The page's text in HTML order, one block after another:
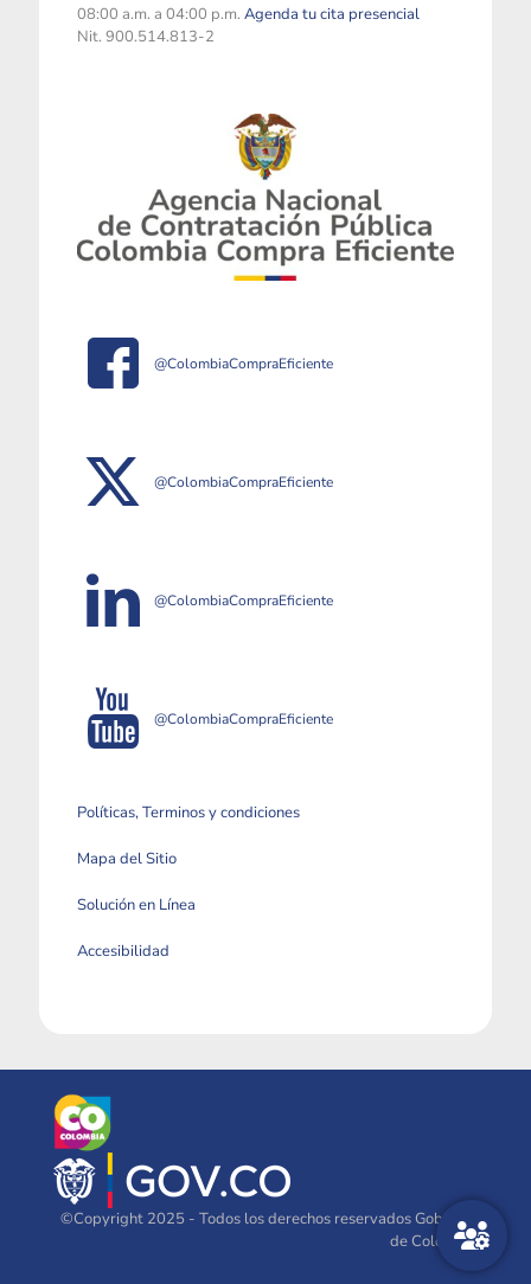
08:00 a.m. a 04:00 p.m. Agenda tu cita presencial
Nit. 900.514.813-2
@ColombiaCompraEficiente
@ColombiaCompraEficiente
@ColombiaCompraEficiente
@ColombiaCompraEficiente
Políticas, Terminos y condiciones
Mapa del Sitio
Solución en Línea
Accesibilidad
©Copyright 2025 - Todos los derechos reservados Gobierno
de Colombia